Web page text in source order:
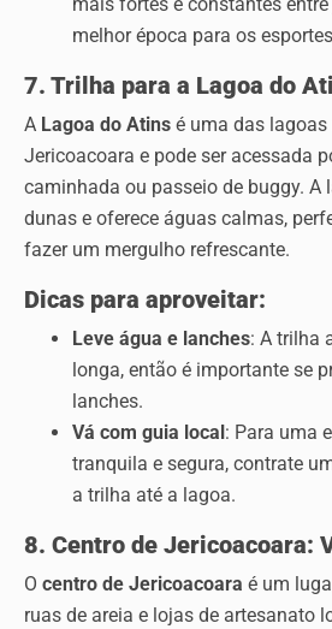
melhor época para os
7. Trilha para a Lagoa do
A Lagoa do Atins é uma das
Jericoacoara e pode ser acessada
caminhada ou passeio de buggy. A
dunas e oferece águas calmas,
fazer um mergulho refrescante.
Dicas para aproveitar:
Leve água e lanches: A trilha
longa, então é importante se
lanches.
Vá com guia local : Para uma
tranquila e segura, contrate
a trilha até a lagoa.
8. Centro de Jericoacoara:
O centro de Jericoacoara é um
ruas de areia e lojas de artesanato